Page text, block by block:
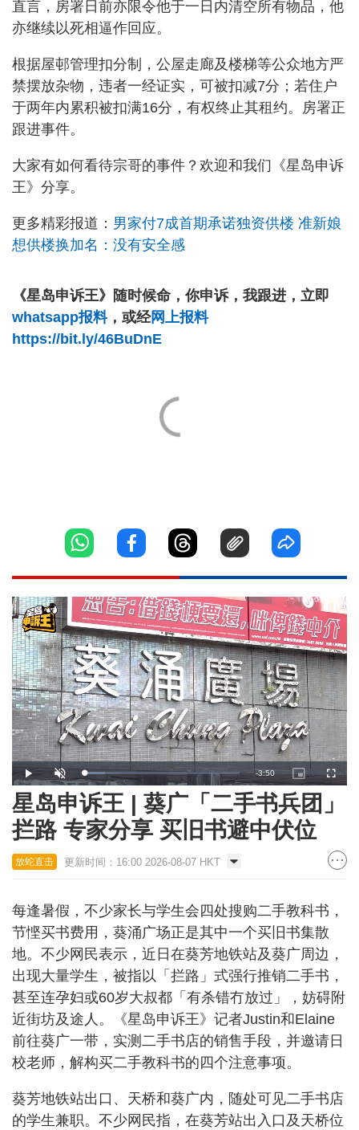
直言，房署日前亦限令他于一日内清空所有物品，他
亦继续以死相逼作回应。
根据屋邨管理扣分制，公屋走廊及楼梯等公众地方严
禁摆放杂物，违者一经证实，可被扣减7分；若住户
于两年内累积被扣满16分，有权终止其租约。房署正
跟进事件。
大家有如何看待宗哥的事件？欢迎和我们《星岛申诉
王》分享。
更多精彩报道： 男家付7成首期承诺独资供楼 准新娘
想供楼换加名：没有安全感
《星岛申诉王》随时候命，你申诉，我跟进，立即
whatsapp报料，或经网上报料
https://bit.ly/46BuDnE
Play Unmute Loaded:
13.21%
Remaining
Time
-3:50
Picture-
in-
Picture
星岛申诉王 | 葵广「二手书兵团」
拦路 专家分享 买旧书避中伏位
放蛇直击 更新时间：16:00 2026-08-07 HKT
每逢暑假，不少家长与学生会四处搜购二手教科书，
节悭买书费用，葵涌广场正是其中一个买旧书集散
地。不少网民表示，近日在葵芳地铁站及葵广周边，
出现大量学生，被指以「拦路」式强行推销二手书，
甚至连孕妇或60岁大叔都「有杀错冇放过」，妨碍附
近街坊及途人。《星岛申诉王》记者Justin和Elaine
前往葵广一带，实测二手书店的销售手段，并邀请日
校老师，解构买二手教科书的四个注意事项。
葵芳地铁站出口、天桥和葵广内，随处可见二手书店
的学生兼职。不少网民指，在葵芳站出入口及天桥位